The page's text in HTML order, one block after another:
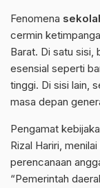
Fenomena
cermin
Barat. Di satu sisi,
esensial seperti
tinggi. Di sisi lain,
masa depan
Pengamat
Rizal Hariri,
perencanaan
“Pemerintah